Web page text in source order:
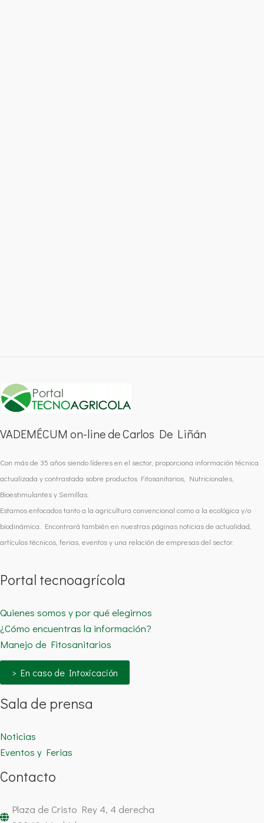
VADEMÉCUM on-line de Carlos De Liñán
Con más de 35 años siendo líderes en el sector, proporciona información técnica
actualizada y contrastada sobre productos Fitosanitarios, Nutricionales,
Bioestimulantes y Semillas.
Estamos enfocados tanto a la agricultura convencional como a la ecológica y/o
biodinámica. Encontrará también en nuestras páginas noticias de actualidad,
artículos técnicos, ferias, eventos y una relación de empresas del sector.
Portal tecnoagrícola
Quienes somos y por qué elegirnos
¿Cómo encuentras la información?
Manejo de Fitosanitarios
> En caso de Intoxicación
Sala de prensa
Noticias
Eventos y Ferias
Contacto
Plaza de Cristo Rey 4, 4 derecha